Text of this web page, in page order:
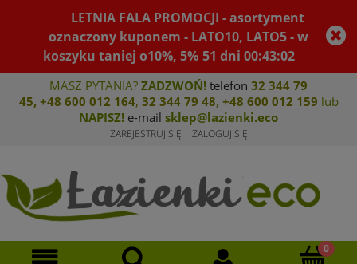
LETNIA FALA PROMOCJI - asortyment
oznaczony kuponem - LATO10, LATO5 - w
koszyku taniej o10%, 5% 51 dni00:43:02
MASZ PYTANIA? ZADZWOŃ! telefon 32 344 79
45, +48 600 012 164, 32 344 79 48, +48 600 012 159 lub
NAPISZ! e-mail sklep@lazienki.eco
ZAREJESTRUJ SIĘ ZALOGUJ SIĘ